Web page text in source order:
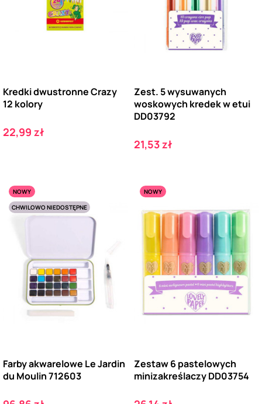
Kredki dwustronne Crazy
12 kolory
Cena
22,99 zł
Zest. 5 wysuwanych
woskowych kredek w etui
DD03792
Cena
21,53 zł
NOWY
CHWILOWO NIEDOSTĘPNE
Farby akwarelowe Le Jardin
du Moulin 712603
NOWY
Zestaw 6 pastelowych
minizakreślaczy DD03754